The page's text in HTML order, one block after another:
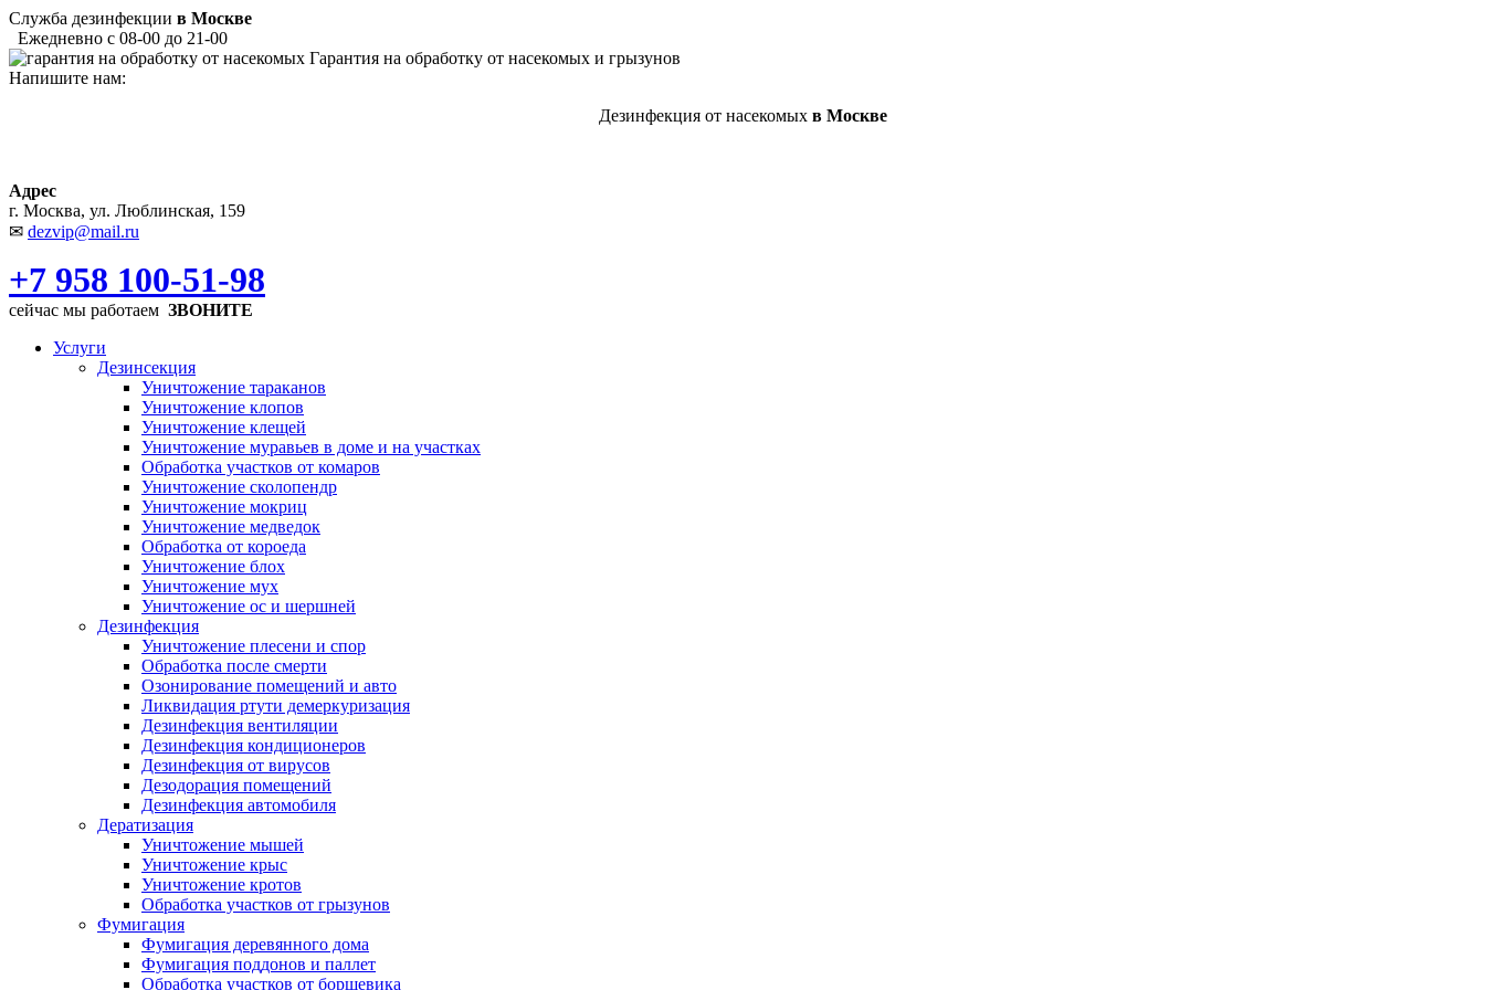
Служба дезинфекции в Москве
Ежедневно с 08-00 до 21-00
Гарантия на обработку от насекомых и грызунов
Напишите нам:
Дезинфекция от насекомых в Москве
Адрес
г. Москва, ул. Люблинская, 159
✉ dezvip@mail.ru
+7 958 100-51-98
сейчас мы работаем ЗВОНИТЕ
Услуги
Дезинсекция
Уничтожение тараканов
Уничтожение клопов
Уничтожение клещей
Уничтожение муравьев в доме и на участках
Обработка участков от комаров
Уничтожение сколопендр
Уничтожение мокриц
Уничтожение медведок
Обработка от короеда
Уничтожение блох
Уничтожение мух
Уничтожение ос и шершней
Дезинфекция
Уничтожение плесени и спор
Обработка после смерти
Озонирование помещений и авто
Ликвидация ртути демеркуризация
Дезинфекция вентиляции
Дезинфекция кондиционеров
Дезинфекция от вирусов
Дезодорация помещений
Дезинфекция автомобиля
Дератизация
Уничтожение мышей
Уничтожение крыс
Уничтожение кротов
Обработка участков от грызунов
Фумигация
Фумигация деревянного дома
Фумигация поддонов и паллет
Обработка участков от борщевика